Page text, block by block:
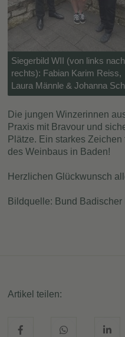
Siegerbild WII (von links nach
rechts): Fabian Karim Reiss,
Laura Männle & Johanna
Die jungen Winzerinnen
Praxis mit Bravour und
Plätze. Ein starkes
des Weinbaus in Baden!
Herzlichen Glückwunsch
Bildquelle: Bund Badischer
Artikel teilen: